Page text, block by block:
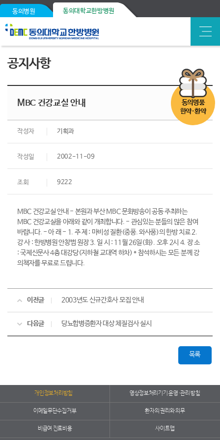
동의병원 동의대학교한방병원
동의명품
한약·환약
공지사항
MBC 건강교실 안내
작성자 기획과
작성일 2002-11-09
조회 9222
MBC 건강교실 안내 - 본원과 부산 MBC 문화방송이 공동 주최하는
MBC 건강교실을 아래와 같이 개최합니다. - 관심있는 분들의 많은 참여
바랍니다. - 아 래 - 1. 주 제 : 마비성 질환(중풍. 와사풍)의 한방 치료 2.
강 사 : 한방병원 안창범 원장 3. 일 시 : 11월 26일(화). 오후 2시 4. 장 소
: 국제신문사 4층 대강당(지하철 교대역 하차) * 참석하시는 모든 분께 강
의책자를 무료로 드립니다.
이전글 2003년도 신규간호사 모집 안내
다음글 당뇨합병증환자 대상 체질검사 실시
목록
개인정보처리방침 영상정보처리기기 운영·관리 방침
이메일무단수집거부 환자의 권리와 의무
비급여 진료비용 사이트맵